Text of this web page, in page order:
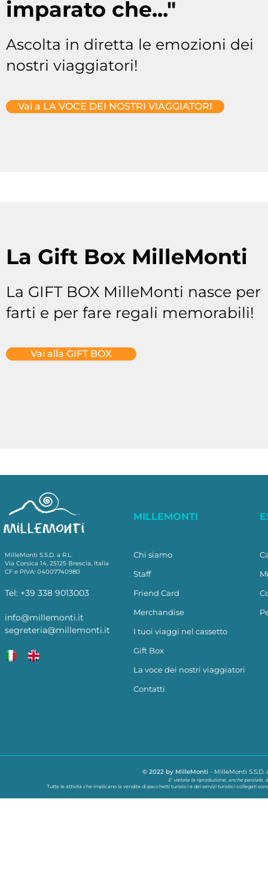
imparato che..."
Ascolta in diretta le emozioni dei
nostri viaggiatori!
Vai a LA VOCE DEI NOSTRI VIAGGIATORI
La Gift Box MilleMonti
La GIFT BOX MilleMonti nasce per
farti e per fare regali memorabili!
Vai alla GIFT BOX
MilleMonti S.S.D. a R.L.
Via Corsica 14, 25125 Brescia, Italia
CF e PIVA: 04007740980
Tel: +39 338 9013003
info@millemonti.it
segreteria@millemonti.it
MILLEMONTI
Chi siamo
Staff
Friend Card
Merchandise
I tuoi viaggi nel cassetto
Gift Box
La voce dei nostri viaggiatori
Contatti
© 2022 by MilleMonti - MilleMonti S.S.D.
E' vietata la riproduzione, anche
Tutte le attività che implicano la vendita di pacchetti turistici e dei servizi turistici collegati